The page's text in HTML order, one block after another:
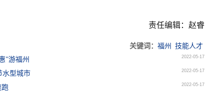
责任编辑：赵睿
关键词： 福州
技能人才
”游福州
2022-05-17
水型城市 2022-05-17
跑 2022-05-17